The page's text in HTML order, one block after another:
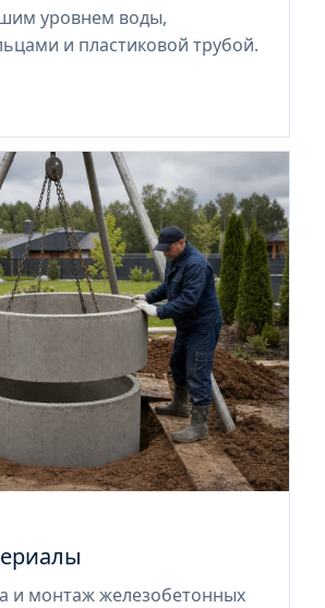
уровнем воды,
и пластиковой трубой.
и монтаж железобетонных